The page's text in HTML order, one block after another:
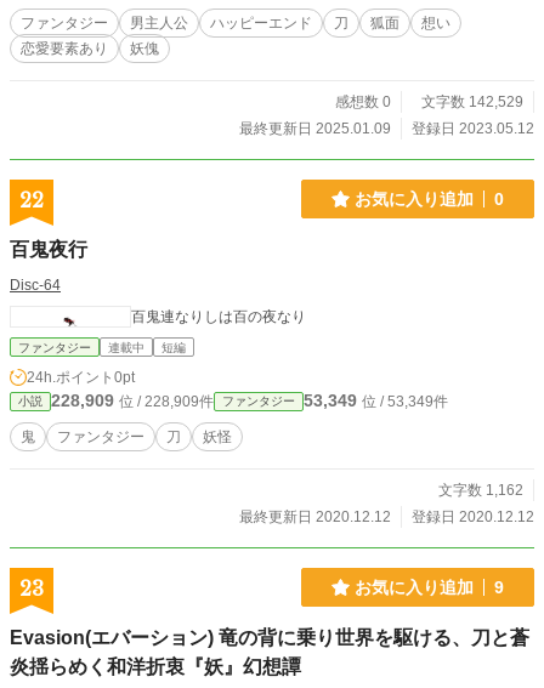
ファンタジー 男主人公 ハッピーエンド 刀 狐面
想い
恋愛要素あり
妖傀
感想数 0
文字数 142,529
最終更新日 2025.01.09
登録日 2023.05.12
22 お気に入り追加 0
百鬼夜行
Disc-64
百鬼連なりしは百の夜なり
ファンタジー 連載中 短編
24h.ポイント 0pt
小説 228,909 位 / 228,909件 ファンタジー 53,349 位 / 53,349件
鬼 ファンタジー 刀 妖怪
文字数 1,162
最終更新日 2020.12.12
登録日 2020.12.12
23 お気に入り追加 9
Evasion(エバーション) 竜の背に乗り世界を駆ける、刀と蒼
炎揺らめく和洋折衷『妖』幻想譚